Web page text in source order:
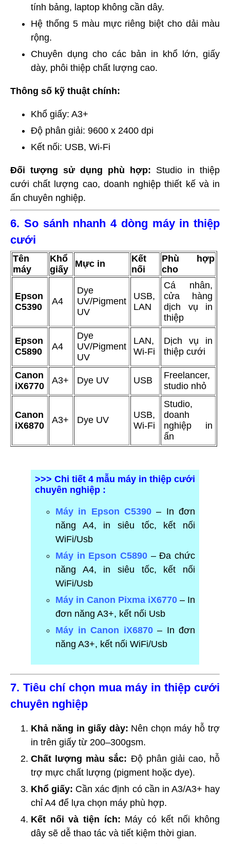
tính bảng, laptop không cần dây.
Hệ thống 5 màu mực riêng biệt cho dải màu
rộng.
Chuyên dụng cho các bản in khổ lớn, giấy
dày, phôi thiệp chất lượng cao.
Thông số kỹ thuật chính:
Khổ giấy: A3+
Độ phân giải: 9600 x 2400 dpi
Kết nối: USB, Wi-Fi
Đối tượng sử dụng phù hợp: Studio in thiệp
cưới chất lượng cao, doanh nghiệp thiết kế và in
ấn chuyên nghiệp.
6. So sánh nhanh 4 dòng máy in thiệp
cưới
Tên
máy
Khổ
giấy
Mực in
Kết
nối
Phù hợp
cho
Epson
C5390
A4
Dye
UV/Pigment
UV
USB,
LAN
Cá nhân,
cửa hàng
dịch vụ in
thiệp
Epson
C5890
A4
Dye
UV/Pigment
UV
LAN,
Wi-Fi
Dịch vụ in
thiệp cưới
Canon
iX6770
A3+ Dye UV USB
Freelancer,
studio nhỏ
Canon
iX6870
A3+ Dye UV
USB,
Wi-Fi
Studio,
doanh
nghiệp in
ấn
>>> Chi tiết 4 mẫu máy in thiệp cưới
chuyên nghiệp :
Máy in Epson C5390 – In đơn
năng A4, in siêu tốc, kết nối
WiFi/Usb
Máy in Epson C5890 – Đa chức
năng A4, in siêu tốc, kết nối
WiFi/Usb
Máy in Canon Pixma iX6770 – In
đơn năng A3+, kết nối Usb
Máy in Canon iX6870– In đơn
năng A3+, kết nối WiFi/Usb
7. Tiêu chí chọn mua máy in thiệp cưới
chuyên nghiệp
Khả năng in giấy dày: Nên chọn máy hỗ trợ
in trên giấy từ 200–300gsm.
Chất lượng màu sắc: Độ phân giải cao, hỗ
trợ mực chất lượng (pigment hoặc dye).
Khổ giấy: Cần xác định có cần in A3/A3+ hay
chỉ A4 để lựa chọn máy phù hợp.
Kết nối và tiện ích: Máy có kết nối không
dây sẽ dễ thao tác và tiết kiệm thời gian.